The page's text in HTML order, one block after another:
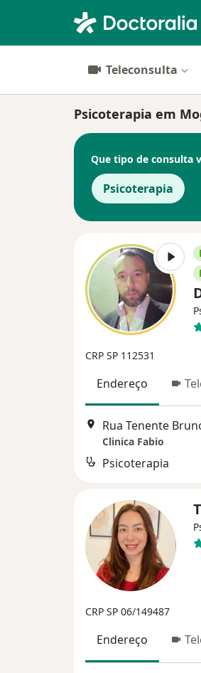
Teleconsulta
Psicoterapia em
Que tipo de consulta
Psicoterapia
CRP SP 112531
Endereço
Clinica Fabio
Psicoterapia
CRP SP 06/149487
Endereço